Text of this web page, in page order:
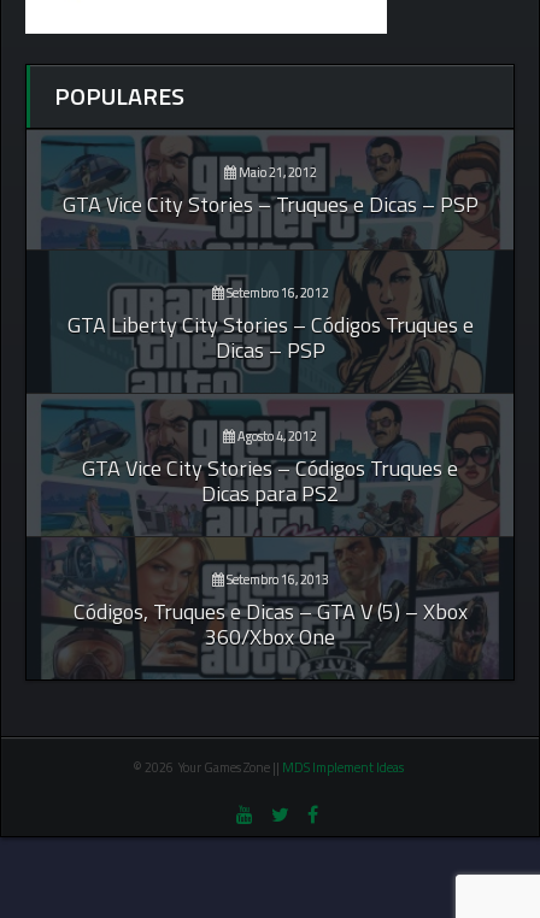
POPULARES
Maio 21, 2012
GTA Vice City Stories – Truques e Dicas – PSP
Setembro 16, 2012
GTA Liberty City Stories – Códigos Truques e
Dicas – PSP
Agosto 4, 2012
GTA Vice City Stories – Códigos Truques e
Dicas para PS2
Setembro 16, 2013
Códigos, Truques e Dicas – GTA V (5) – Xbox
360/Xbox One
© 2026 Your Games Zone || MDS Implement Ideas